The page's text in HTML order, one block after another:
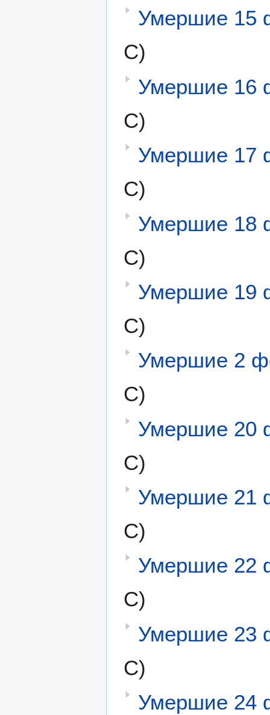
Умершие 15
С)
Умершие 16
С)
Умершие 17
С)
Умершие 18
С)
Умершие 19
С)
Умершие 2
С)
Умершие 20
С)
Умершие 21
С)
Умершие 22
С)
Умершие 23
С)
Умершие 24